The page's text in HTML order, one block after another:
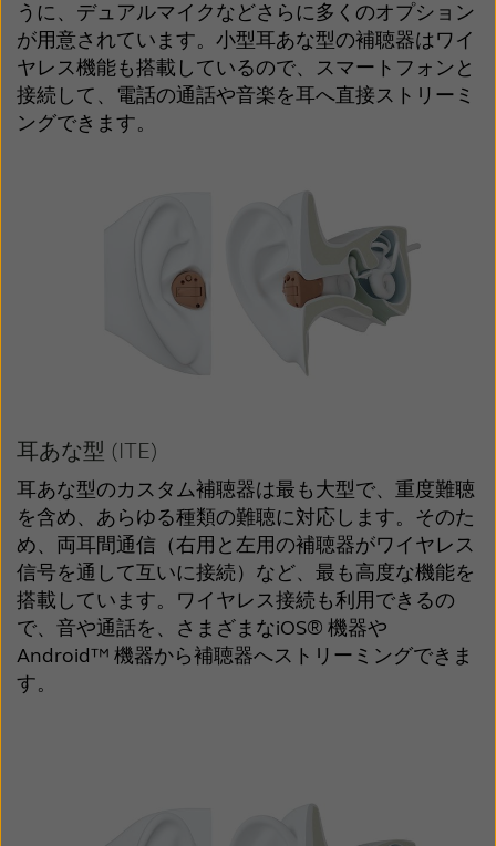
うに、デュアルマイクなどさらに多くのオプション
が用意されています。小型耳あな型の補聴器はワイ
ヤレス機能も搭載しているので、スマートフォンと
接続して、電話の通話や音楽を耳へ直接ストリーミ
ングできます。
耳あな型 (ITE)
耳あな型のカスタム補聴器は最も大型で、重度難聴
を含め、あらゆる種類の難聴に対応します。そのた
め、両耳間通信（右用と左用の補聴器がワイヤレス
信号を通して互いに接続）など、最も高度な機能を
搭載しています。ワイヤレス接続も利用できるの
で、音や通話を、さまざまなiOS® 機器や
Android™ 機器から補聴器へストリーミングできま
す。